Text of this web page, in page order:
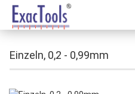
Einzeln, 0,2 - 0,99mm